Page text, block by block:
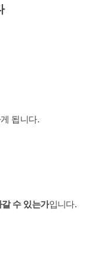
됩니다.
수 있는가입니다.